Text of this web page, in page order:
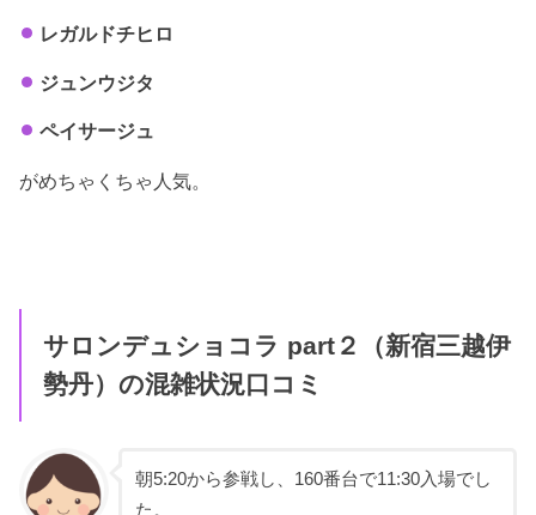
レガルドチヒロ
ジュンウジタ
ペイサージュ
がめちゃくちゃ人気。
サロンデュショコラ part２（新宿三越伊
勢丹）の混雑状況口コミ
朝5:20から参戦し、160番台で11:30入場でし
た。